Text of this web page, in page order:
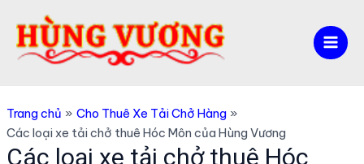
Main
Trang chủ
Cho Thuê Xe Tải Chở Hàng
Các loại xe tải chở thuê Hóc Môn của Hùng Vương
Các loại xe tải chở thuê Hóc